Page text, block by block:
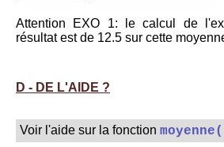
Attention EXO 1: le calcul de
résultat est de 12.5 sur cette
D - DE L'AIDE ?
Voir l'aide sur la fonction